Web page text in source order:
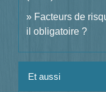
Facteurs de
il obligatoire ?
Et aussi